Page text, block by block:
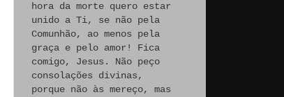
hora da morte quero estar
unido a Ti, se não pela
Comunhão, ao menos pela
graça e pelo amor! Fica
comigo, Jesus. Não peço
consolações divinas,
porque não às mereço, mas